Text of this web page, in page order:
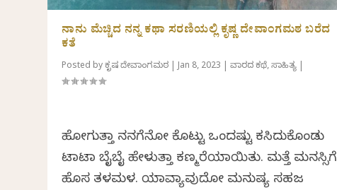
ನಾನು ಮೆಚ್ಚಿದ ನನ್ನ ಕಥಾ ಸರಣಿಯಲ್ಲಿ ಕೃಷ್ಣ ದೇವಾಂಗಮಠ ಬರೆದ
ಕತೆ
Posted byಕೃಷ್ಣ ದೇವಾಂಗಮಠ |Jan 8, 2023 |ವಾರದ ಕಥೆ,ಸಾಹಿತ್ಯ
ಹೋಗುತ್ತಾ ನನಗೆನೋ ಕೊಟ್ಟು ಒಂದಷ್ಟು ಕಸಿದುಕೊಂಡು
ಟಾಟಾ ಬೈಬೈ ಹೇಳುತ್ತಾ ಕಣ್ಮರೆಯಾಯಿತು. ಮತ್ತೆ ಮನಸ್ಸಿಗೆ
ಹೊಸ ತಳಮಳ. ಯಾವ್ಯಾವುದೋ ಮನುಷ್ಯ ಸಹಜ